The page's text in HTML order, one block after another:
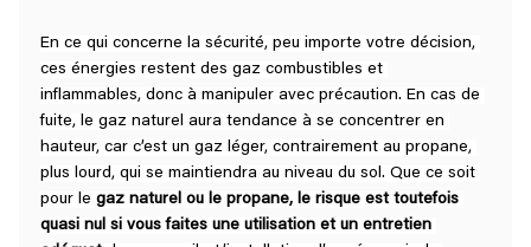
En ce qui concerne la sécurité, peu importe votre décision,
ces énergies restent des gaz combustibles et
inflammables, donc à manipuler avec précaution. En cas de
fuite, le gaz naturel aura tendance à se concentrer en
hauteur, car c’est un gaz léger, contrairement au propane,
plus lourd, qui se maintiendra au niveau du sol. Que ce soit
pour le gaz naturel ou le propane, le risque est toutefois
quasi nul si vous faites une utilisation et un entretien